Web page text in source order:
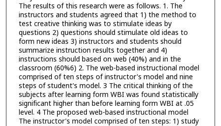
The results of this research were as follows. 1. The
instructors and students agreed that 1) the method to
test creative thinking was to stimulate ideas by
questions 2) questions should stimulate old ideas to
form new ideas 3) instructors and students should
summarize instruction results together and 4)
instructions should based on web (40%) and in the
classroom (60%6) 2. The web-based instructional model
comprised of ten steps of instructor's model and nine
steps of student's model. 3 The critical thinking of the
subjects after learning form WBI was found statistically
significant higher than before learning form WBI at .05
level. 4 The proposed web-based instructional model
The instructor's model comprised of ten steps: 1) study